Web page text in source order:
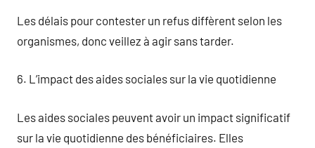
Les délais pour contester un refus diffèrent selon les
organismes, donc veillez à agir sans tarder.
6. L’impact des aides sociales sur la vie quotidienne
Les aides sociales peuvent avoir un impact significatif
sur la vie quotidienne des bénéficiaires. Elles